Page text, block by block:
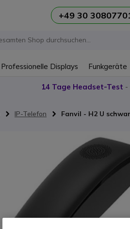
+49 30
Professionelle Displays Funkgeräte
14 Tage Headset-Test -
IP-Telefon Fanvil - H2 U